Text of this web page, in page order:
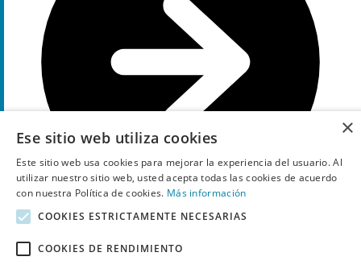
Ir a la oferta
×
Ese sitio web utiliza cookies
Este sitio web usa cookies para mejorar la experiencia del usuario. Al
utilizar nuestro sitio web, usted acepta todas las cookies de acuerdo
con nuestra Política de cookies. Más información
COOKIES ESTRICTAMENTE NECESARIAS
COOKIES DE RENDIMIENTO